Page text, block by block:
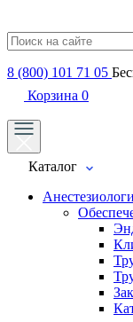
8 (800) 101 71 05
Корзина 0
Каталог